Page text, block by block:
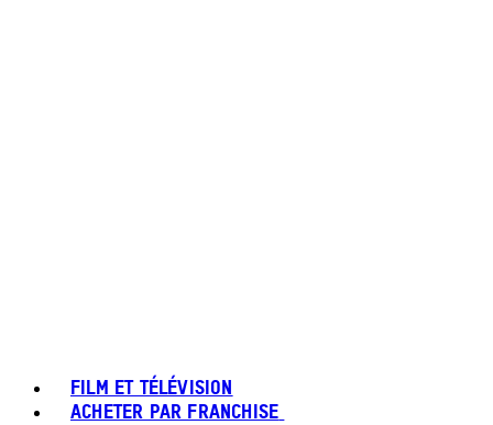
FILM ET TÉLÉVISION
ACHETER PAR FRANCHISE